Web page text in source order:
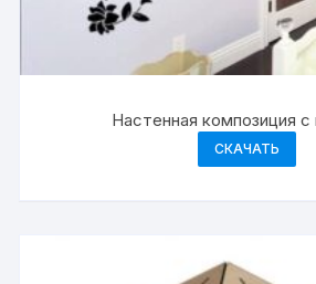
Настенная композиция
СКАЧАТЬ